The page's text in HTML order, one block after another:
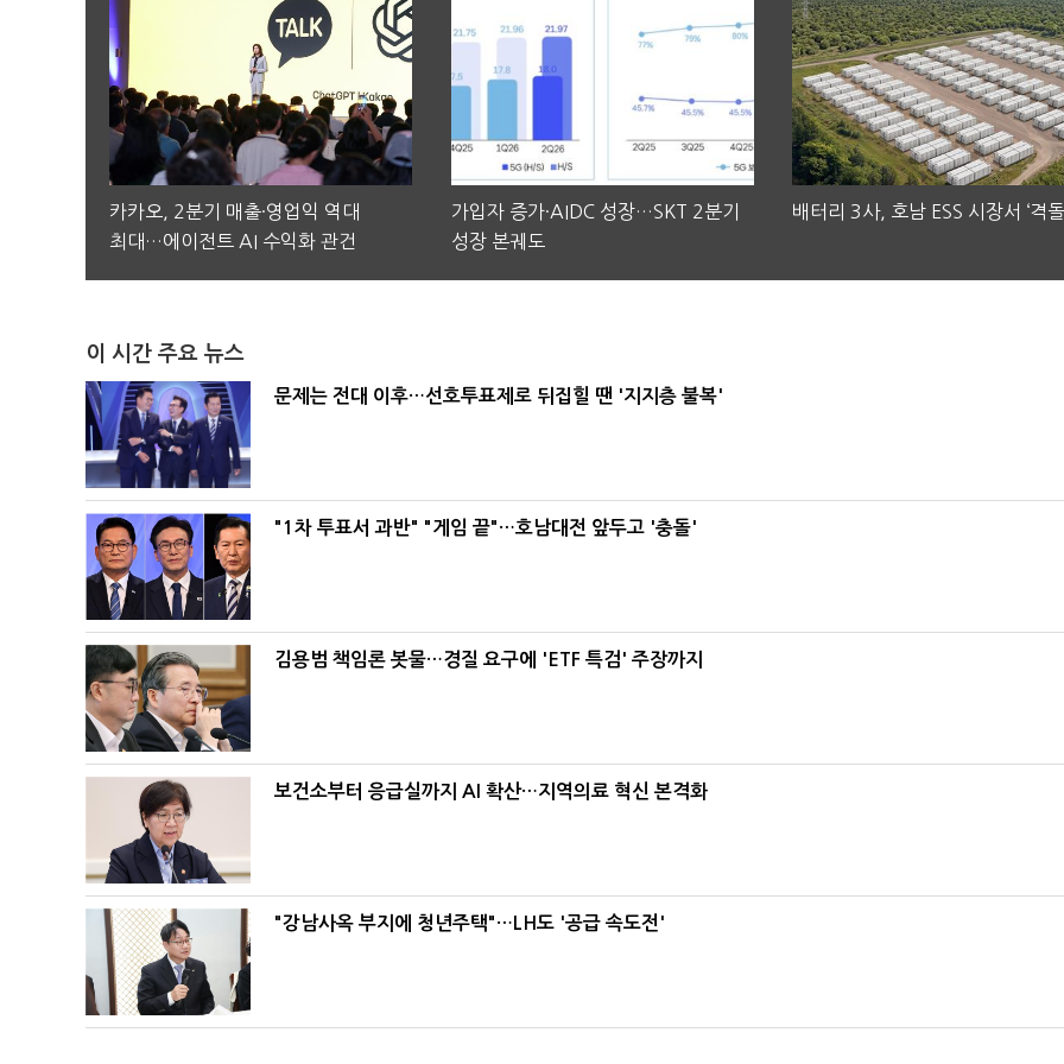
카카오, 2분기 매출·영업익 역대
최대…에이전트 AI 수익화 관건
가입자 증가·AIDC 성장…SKT 2분기
성장 본궤도
배터리 3사, 호남 ESS 시장서 ‘격돌
이 시간 주요 뉴스
문제는 전대 이후…선호투표제로 뒤집힐 땐 '지지층 불복'
"1차 투표서 과반" "게임 끝"…호남대전 앞두고 '충돌'
김용범 책임론 봇물…경질 요구에 'ETF 특검' 주장까지
보건소부터 응급실까지 AI 확산…지역의료 혁신 본격화
"강남사옥 부지에 청년주택"…LH도 '공급 속도전'